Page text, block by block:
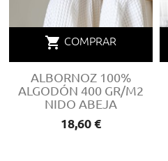
ALBORNOZ 100%
ALGODÓN 400 GR/M2
NIDO ABEJA
Precio
18,60 €
shopping_cart COMPRAR